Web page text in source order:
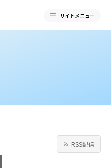
サイトメニュー
RSS配信